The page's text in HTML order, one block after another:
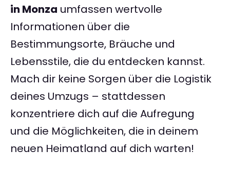
in Monza umfassen wertvolle
Informationen über die
Bestimmungsorte, Bräuche und
Lebensstile, die du entdecken kannst.
Mach dir keine Sorgen über die Logistik
deines Umzugs – stattdessen
konzentriere dich auf die Aufregung
und die Möglichkeiten, die in deinem
neuen Heimatland auf dich warten!